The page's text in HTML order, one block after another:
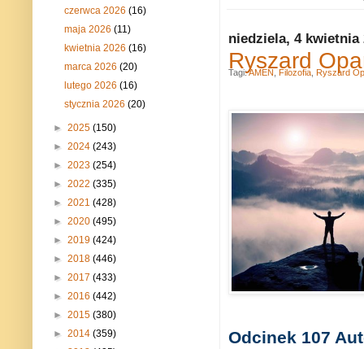
niedziela, 4 kwietnia
Ryszard
Odcinek 107
Tagi:AMEN Filozofia Ryszard
czerwca 2026(16)
maja 2026(11)
kwietnia 2026(16)
marca 2026(20)
lutego 2026(16)
stycznia 2026(20)
► 2025 (150)
► 2024 (243)
► 2023 (254)
► 2022 (335)
► 2021 (428)
► 2020 (495)
► 2019 (424)
► 2018 (446)
► 2017 (433)
► 2016 (442)
► 2015 (380)
► 2014 (359)